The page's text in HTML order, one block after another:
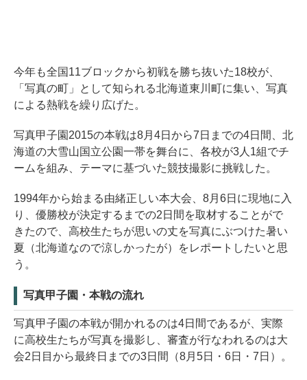
今年も全国11ブロックから初戦を勝ち抜いた18校が、
「写真の町」として知られる北海道東川町に集い、写真
による熱戦を繰り広げた。
写真甲子園2015の本戦は8月4日から7日までの4日間、北
海道の大雪山国立公園一帯を舞台に、各校が3人1組でチ
ームを組み、テーマに基づいた競技撮影に挑戦した。
1994年から始まる由緒正しい本大会、8月6日に現地に入
り、優勝校が決定するまでの2日間を取材することがで
きたので、高校生たちが思いの丈を写真にぶつけた暑い
夏（北海道なので涼しかったが）をレポートしたいと思
う。
写真甲子園・本戦の流れ
写真甲子園の本戦が開かれるのは4日間であるが、実際
に高校生たちが写真を撮影し、審査が行なわれるのは大
会2日目から最終日までの3日間（8月5日・6日・7日）。